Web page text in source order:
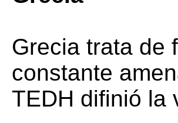
Grecia trata de
constante
TEDH difinió la